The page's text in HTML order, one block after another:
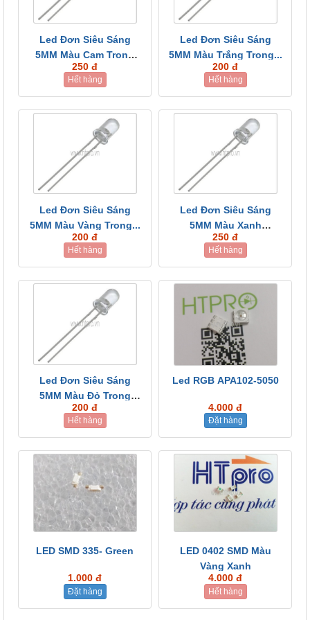
Led Đơn Siêu Sáng
5MM Màu Cam Trong
Suốt...
250 đ
Hết hàng
Led Đơn Siêu Sáng
5MM Màu Trắng Trong...
200 đ
Hết hàng
Led Đơn Siêu Sáng
5MM Màu Vàng Trong...
200 đ
Hết hàng
Led Đơn Siêu Sáng
5MM Màu Xanh
Dương...
250 đ
Hết hàng
Led Đơn Siêu Sáng
5MM Màu Đỏ Trong
Suốt...
200 đ
Hết hàng
Led RGB APA102-5050
4.000 đ
Đặt hàng
LED SMD 335- Green
1.000 đ
Đặt hàng
LED 0402 SMD Màu
Vàng Xanh
4.000 đ
Hết hàng